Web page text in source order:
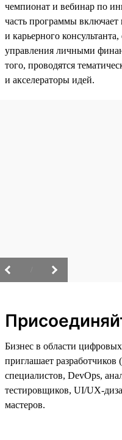
чемпионат и вебинар по
часть программы включает
и карьерного
управления личными
того, проводятся
и акселераторы идей.
Бизнес в области
приглашает разработчиков
специалистов, DevOps,
тестировщиков, UI/UX-
мастеров.